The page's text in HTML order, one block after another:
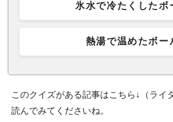
氷水で冷たくしたボ
熱湯で温めたボー
このクイズがある記事はこちら↓（ライ
読んでみてくださいね。